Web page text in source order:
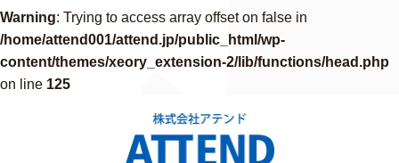
Warning: Trying to access array offset on false in
/home/attend001/attend.jp/public_html/wp-
content/themes/xeory_extension-2/lib/functions/head.php
on line 125